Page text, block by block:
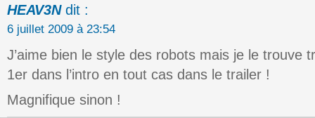
HEAV3N dit :
6 juillet 2009 à 23:54
J’aime bien le style des robots mais je le trouve
1er dans l’intro en tout cas dans le trailer !
Magnifique sinon !